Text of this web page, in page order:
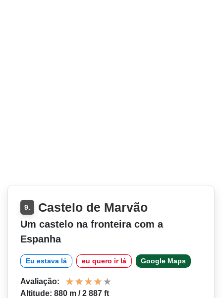
9. Castelo de Marvão
Um castelo na fronteira com a
Espanha
Eu estava lá eu quero ir lá Google Maps
Avaliação:
Altitude: 880 m / 2 887 ft